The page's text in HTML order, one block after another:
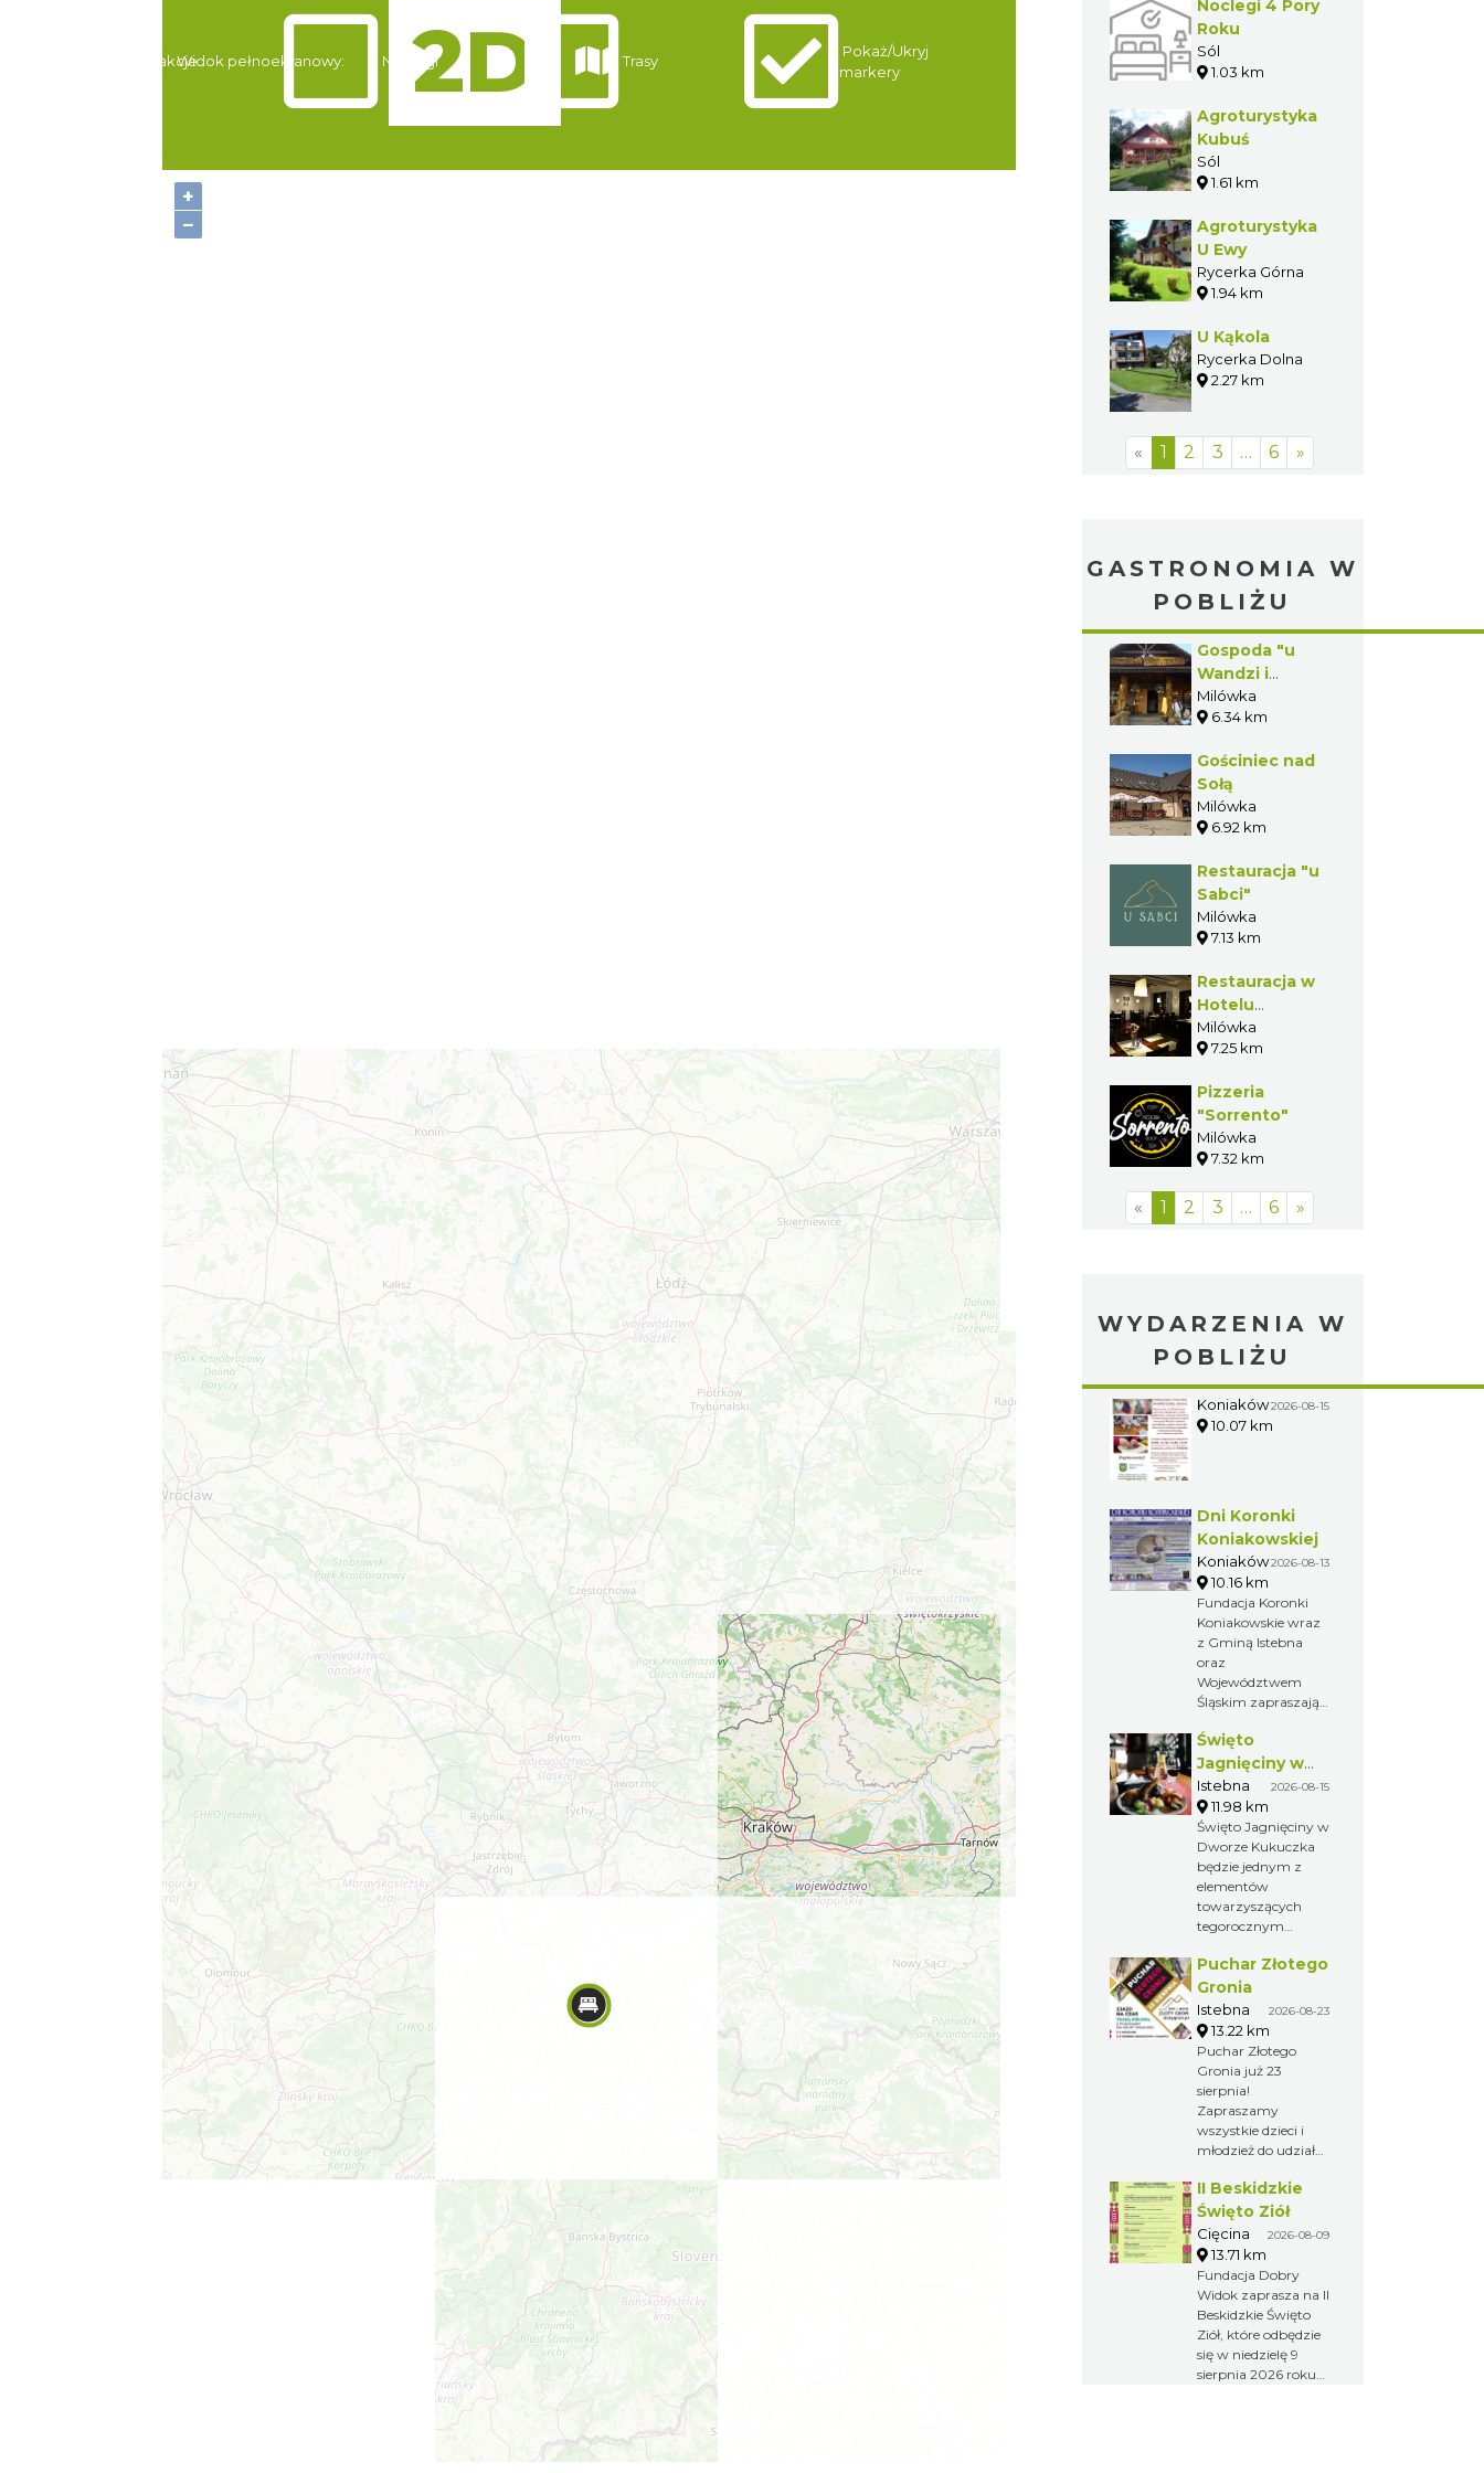
+
−
Widok pełnoekranowy:
Atrakcje Noclegi Trasy
Pokaż/Ukryj
markery
Noclegi 4 Pory
Roku
Sól
1.03 km
Agroturystyka
Kubuś
Sól
1.61 km
Agroturystyka
U Ewy
Rycerka Górna
1.94 km
U Kąkola
Rycerka Dolna
2.27 km
« 1 2 3 … 6 »
GASTRONOMIA W
POBLIŻU
Gospoda "u
Wandzi i
Jędrusia"
Milówka
6.34 km
Gościniec nad
Sołą
Milówka
6.92 km
Restauracja "u
Sabci"
Milówka
7.13 km
Restauracja w
Hotelu
"Beskid"
Milówka
7.25 km
Pizzeria
"Sorrento"
Milówka
7.32 km
« 1 2 3 … 6 »
WYDARZENIA W
POBLIŻU
Koniaków2026-08-15
10.07 km
Dni Koronki
Koniakowskiej
Koniaków2026-08-13
10.16 km
Fundacja Koronki
Koniakowskie wraz
z Gminą Istebna
oraz
Województwem
Śląskim zapraszają
wyjątkowego
kulturalnego
wydarzenia pełnego
twórczości ludowej,
tańca, muzyki i
mody.
Święto
Jagnięciny w
Istebnej
Istebna 2026-08-15
11.98 km
Święto Jagnięciny w
Dworze Kukuczka
będzie jednym z
elementów
towarzyszących
tegorocznym
Koniakowskiej i
odbędzie się 15
sierpnia.
Puchar Złotego
Gronia
Istebna 2026-08-23
13.22 km
Puchar Złotego
Gronia już 23
sierpnia!
Zapraszamy
wszystkie dzieci i
młodzież do udziału
Gronia, który
odbędzie się na
naszej zielonej trasie,
z podziałem na
grupy wiekowe.
Nieważne, czy
startujesz pierwszy
raz, czy masz już za
sobą wiele zawodów
– liczy się dobra
II Beskidzkie
Święto Ziół
Cięcina 2026-08-09
13.71 km
Fundacja Dobry
Widok zaprasza na II
Beskidzkie Święto
Ziół, które odbędzie
się w niedzielę 9
sierpnia 2026 roku